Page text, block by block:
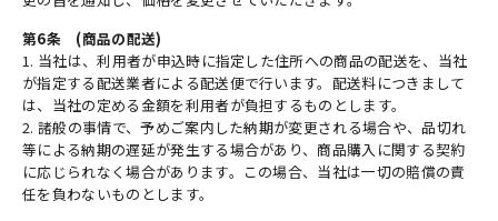
第6条 (商品の配送)
1. 当社は、利用者が申込時に指定した住所への商品の配送を、当社
が指定する配送業者による配送便で行います。配送料につきまして
は、当社の定める金額を利用者が負担するものとします。
2. 諸般の事情で、予めご案内した納期が変更される場合や、品切れ
等による納期の遅延が発生する場合があり、商品購入に関する契約
に応じられなく場合があります。この場合、当社は一切の賠償の責
任を負わないものとします。